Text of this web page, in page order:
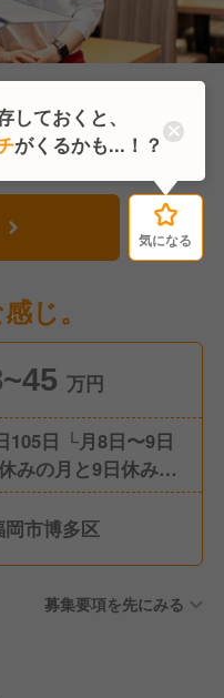
を検討中
気になる
じ。
万円
105日 └月8日〜9日
みの月と9日休みの
います) その他
ような休日・休暇
偶者が出産するとき
市博多区
募集要項を先にみる
気になる
ておくと、
がくるかも...！？